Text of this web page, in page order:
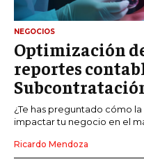
NEGOCIOS
Optimización
reportes
¿Te has preguntado cómo
impactar tu negocio en el
Ricardo Mendoza